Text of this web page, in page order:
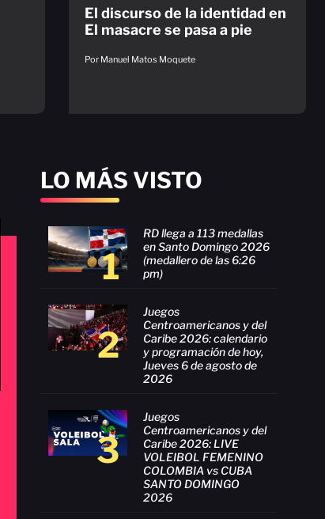
El discurso de la identidad en
El masacre se pasa a pie
Por Manuel Matos Moquete
LO MÁS VISTO
1
RD llega a 113 medallas
en Santo Domingo 2026
(medallero de las 6:26
pm)
2
Juegos
Centroamericanos y del
Caribe 2026: calendario
y programación de hoy,
Jueves 6 de agosto de
2026
3
Juegos
Centroamericanos y del
Caribe 2026: LIVE
VOLEIBOL FEMENINO
COLOMBIA vs CUBA
SANTO DOMINGO
2026